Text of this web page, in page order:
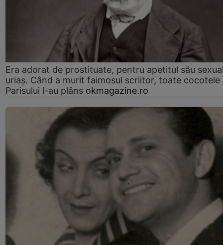
Era adorat de prostituate, pentru apetitul său
uriaș. Când a murit faimosul scriitor, toate cocotele
Parisului l-au plâns okmagazine.ro